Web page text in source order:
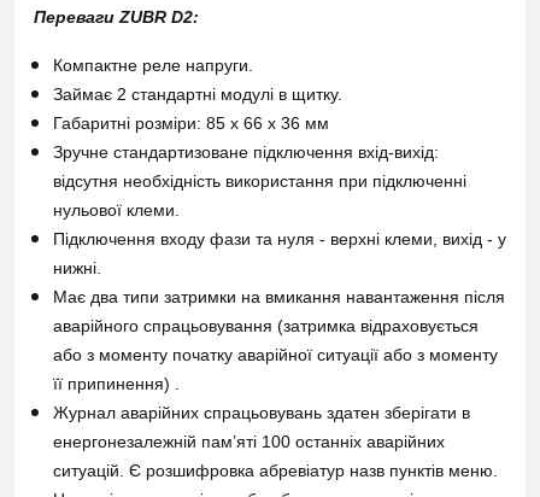
Переваги ZUBR D2:
Компактне реле напруги.
Займає 2 стандартні модулі в щитку.
Габаритні розміри: 85 х 66 х 36 мм
Зручне стандартизоване підключення вхід-вихід:
відсутня необхідність використання при підключенні
нульової клеми.
Підключення входу фази та нуля - верхні клеми, вихід - у
нижні.
Має два типи затримки на вмикання навантаження після
аварійного спрацьовування (затримка відраховується
або з моменту початку аварійної ситуації або з моменту
її припинення) .
Журнал аварійних спрацьовувань здатен зберігати в
енергонезалежній пам’яті 100 останніх аварійних
ситуацій. Є розшифровка абревіатур назв пунктів меню.